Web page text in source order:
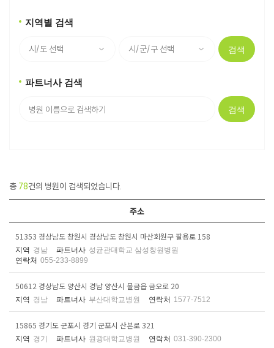
지역별 검색
검색
파트너사 검색
검색
총 78건의 병원이 검색되었습니다.
주소
51353 경상남도 창원시 경상남도 창원시 마산회원구 팔용로 158
지역 경남 파트너사 성균관대학교 삼성창원병원
연락처 055-233-8899
50612 경상남도 양산시 경남 양산시 물금읍 금오로 20
지역 경남 파트너사 부산대학교병원 연락처 1577-7512
15865 경기도 군포시 경기 군포시 산본로 321
지역 경기 파트너사 원광대학교병원 연락처 031-390-2300